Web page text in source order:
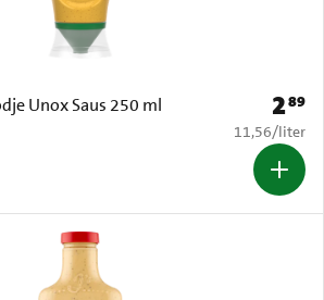
Unox Saus 250 ml Prijs:
289
€ 11,56 per
11,56/liter